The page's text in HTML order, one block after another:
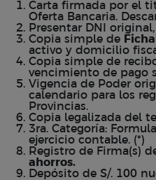
Carta firmada por el
Oferta Bancaria.
Presentar DNI
Copia simple de
activo y domicilio
Copia simple de
vencimiento de pago
Vigencia de Poder
calendario para los
Provincias.
Copia legalizada del
3ra. Categoría:
ejercicio contable. (*)
Registro de Firma(s)
ahorros.
Depósito de S/. 100